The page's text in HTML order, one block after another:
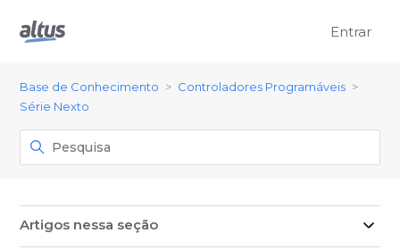
Entrar
Base de Conhecimento
Controladores Programáveis
Série Nexto
Artigos nessa seção